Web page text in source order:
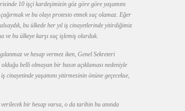
10 işçi kardeşimizin göz göre göre yaşamını
ve bu olayı protesto etmek suç olamaz. Eğer
bu ülkede her yıl iş cinayetlerinde yitirdiğimiz
ve bu ülkeye karşı suç işlemiş olurduk.
ve hesap vermez iken, Genel Sekreteri
belli olmayan bir basın açıklaması nedeniyle
yaşamını yitirmesinin önüne geçecekse,
bir hesap varsa, o da tarihin bu anında